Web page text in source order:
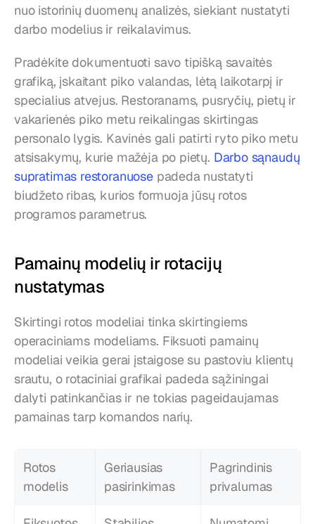
nuo istorinių duomenų analizės, siekiant nustatyti
darbo modelius ir reikalavimus.
Pradėkite dokumentuoti savo tipišką savaitės
grafiką, įskaitant piko valandas, lėtą laikotarpį ir
specialius atvejus. Restoranams, pusryčių, pietų ir
vakarienės piko metu reikalingas skirtingas
personalo lygis. Kavinės gali patirti ryto piko metu
atsisakymų, kurie mažėja po pietų. Darbo sąnaudų
supratimas restoranuose padeda nustatyti
biudžeto ribas, kurios formuoja jūsų rotos
programos parametrus.
Pamainų modelių ir rotacijų
nustatymas
Skirtingi rotos modeliai tinka skirtingiems
operaciniams modeliams. Fiksuoti pamainų
modeliai veikia gerai įstaigose su pastoviu klientų
srautu, o rotaciniai grafikai padeda sąžiningai
dalyti patinkančias ir ne tokias pageidaujamas
pamainas tarp komandos narių.
Rotos
modelis
Geriausias
pasirinkimas
Pagrindinis
privalumas